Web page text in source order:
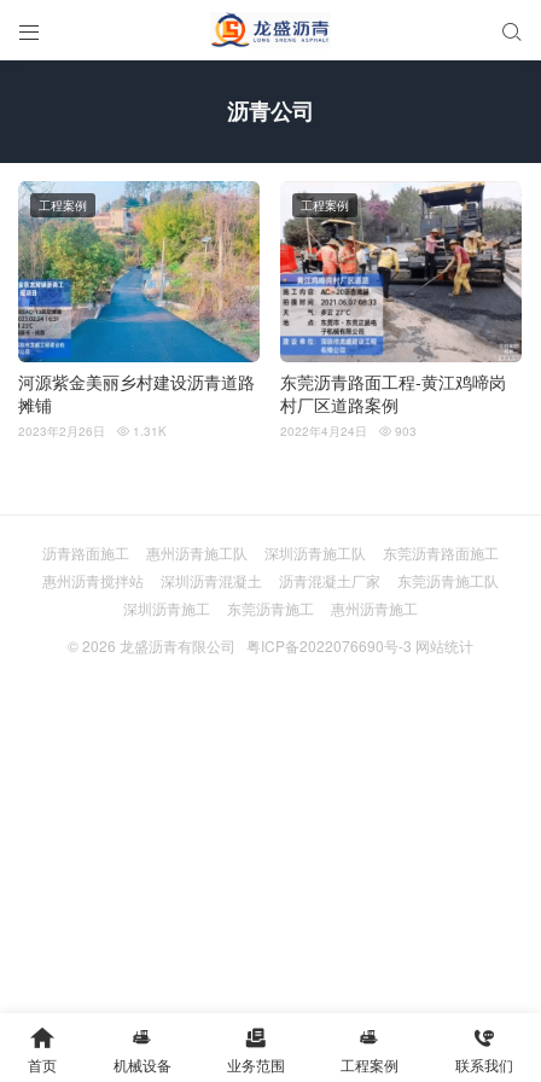
 
沥青公司
河源紫金美丽乡村建设沥青道路
摊铺
工程案例
2023年2月26日  1.31K
东莞沥青路面工程-黄江鸡啼岗
村厂区道路案例
工程案例
2022年4月24日  903
沥青路面施工 惠州沥青施工队 深圳沥青施工队
东莞沥青路面施工
惠州沥青搅拌站
深圳沥青混凝土 沥青混凝土厂家
东莞沥青施工队
深圳沥青施工
东莞沥青施工
惠州沥青施工
© 2026 龙盛沥青有限公司 粤ICP备2022076690号-3 网站统计

首页

机械设备

业务范围

工程案例

联系我们